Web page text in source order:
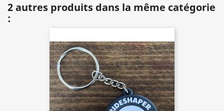
2 autres produits dans la même catégorie
: